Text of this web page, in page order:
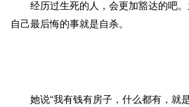
经历过生死的人，会更加豁达的吧
自己最后悔的事就是自杀。
她说“我有钱有房子，什么都有，就